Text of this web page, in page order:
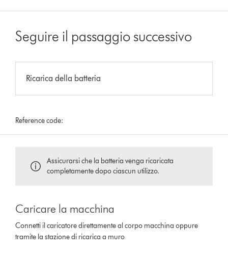
Seguire il passaggio successivo
Ricarica della batteria
Reference code:
Assicurarsi che la batteria venga ricaricata
completamente dopo ciascun utilizzo.
Caricare la macchina
Connetti il caricatore direttamente al corpo macchina oppure
tramite la stazione di ricarica a muro